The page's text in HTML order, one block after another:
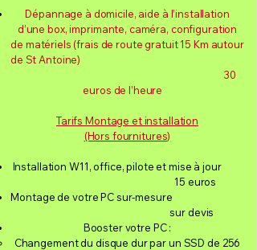
Dépannage à domicile, aide à l’installation
d’une box, imprimante, caméra, configuration
de matériels (frais de route gratuit 15 Km autour
de St Antoine)
30
euros de l’heure
Tarifs Montage et installation
(Hors fournitures)
Installation W11, office, pilote et mise à jour
15 euros
Montage de votre PC sur-mesure
sur devis
Booster votre PC :
Changement du disque dur par un SSD de 256